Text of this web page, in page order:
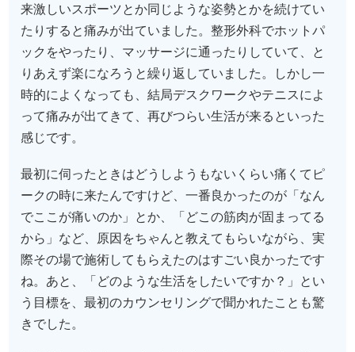
来激しいスポーツとか同じような姿勢とかを続けてい
たりすると痛みが出ていました。整形外科でホットパ
ックをやったり、マッサージに通ったりしていて、と
りあえず楽になろうと繰り返していました。しかし一
時的によくなっても、結局デスクワークやテニスによ
って痛みが出てきて、再びつらい生活が来るといった
感じです。
最初に伺ったときはどうしようもないくらい痛くてピ
ークの時に来たんですけど、一番良かったのが「なん
でここが痛いのか」とか、「どこの筋肉が固まってる
から」など、原因をちゃんと教えてもらいながら、実
際その場で施術してもらえたのはすごい良かったです
ね。あと、「どのような生活をしたいですか？」とい
う目標を、最初のカウンセリングで聞かれたことも驚
きでした。